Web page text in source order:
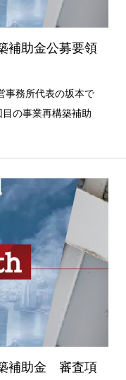
補助金公募要領
事務所代表の坂本で
の事業再構築補助
補助金 審査項